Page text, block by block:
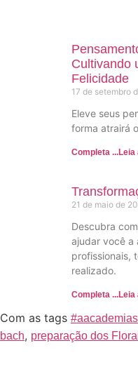
Cultivando
Felicidade
17 de setembro
Eleve seus
forma atrairá
Completa ...Leia
21 de maio de
Descubra
ajudar você a
profissionais,
realizado.
Completa ...Leia
Com as tags
bach, preparação dos